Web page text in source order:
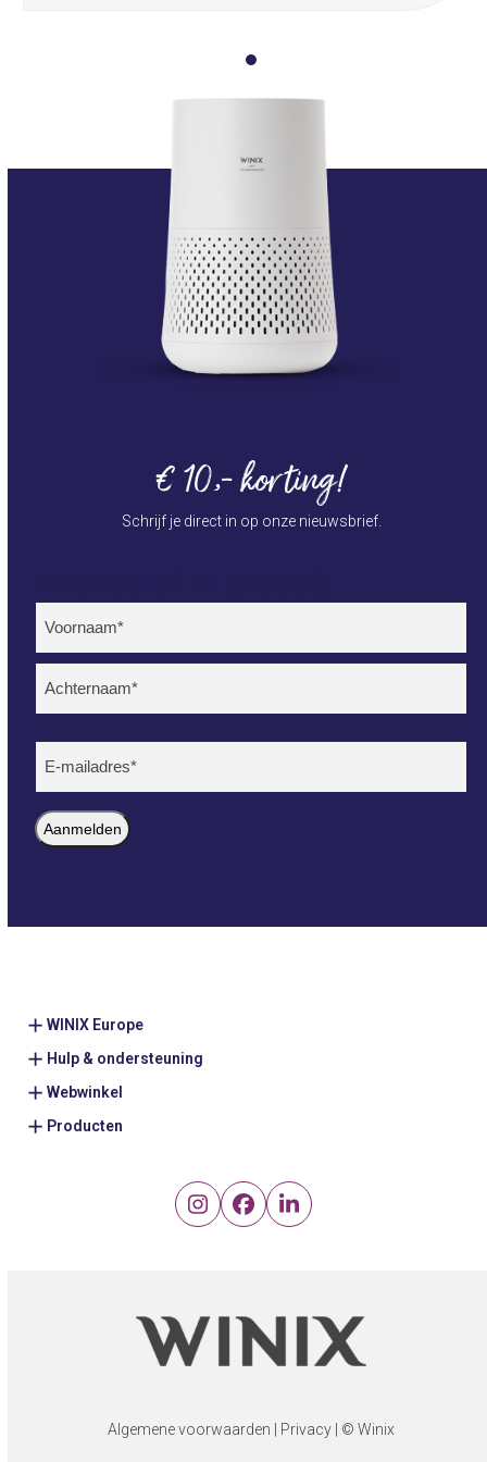
€ 10,- korting!
Schrijf je direct in op onze nieuwsbrief.
Naam
(Vereist)
E-
mailadres
(Vereist)
WINIX Europe
Hulp & ondersteuning
Webwinkel
Producten
Instagram
FacebookLinkedIn
Algemene voorwaarden Privacy | © Winix